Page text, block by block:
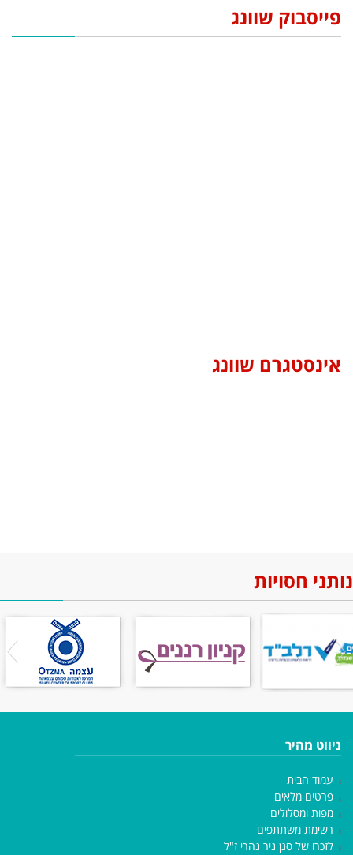
פייסבוק שוונג
אינסטגרם שוונג
נותני חסויות
ניווט מהיר
עמוד הבית
פרטים מלאים
מפות ומסלולים
רשימת משתתפים
לזכרו של סגן ניר נהרי ז"ל